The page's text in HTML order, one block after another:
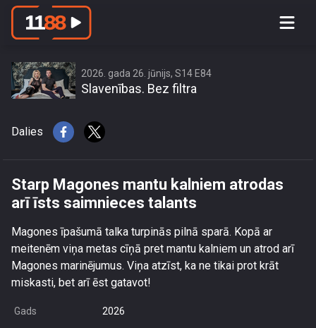
Starp Magones mantu kalniem
2026. gada 26. jūnijs, S14 E84
Slavenības. Bez filtra
Dalies
Starp Magones mantu kalniem atrodas
arī īsts saimnieces talants
Magones īpašumā talka turpinās pilnā sparā. Kopā ar
meitenēm viņa metas cīņā pret mantu kalniem un atrod arī
Magones marinējumus. Viņa atzīst, ka ne tikai prot krāt
miskasti, bet arī ēst gatavot!
Gads 2026